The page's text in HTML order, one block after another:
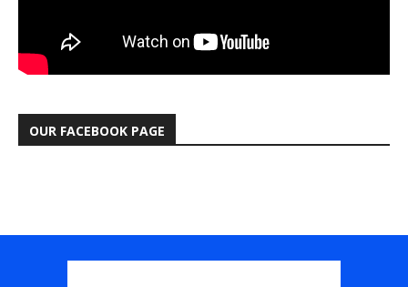
OUR FACEBOOK PAGE